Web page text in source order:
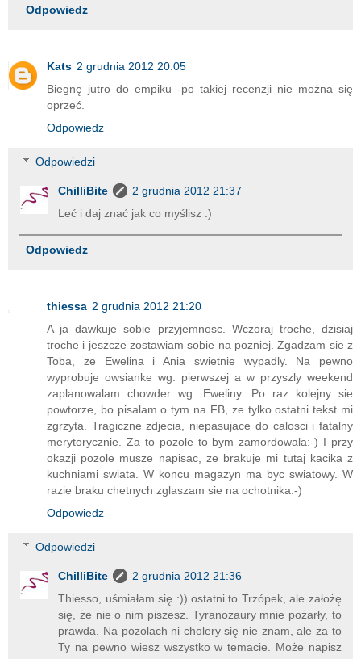
Odpowiedz
Kats 2 grudnia 2012 20:05
Biegnę jutro do empiku -po takiej recenzji nie można się
oprzeć.
Odpowiedz
Odpowiedzi
ChilliBite
2 grudnia 2012 21:37
Leć i daj znać jak co myślisz :)
Odpowiedz
thiessa 2 grudnia 2012 21:20
A ja dawkuje sobie przyjemnosc. Wczoraj troche, dzisiaj
troche i jeszcze zostawiam sobie na pozniej. Zgadzam sie z
Toba, ze Ewelina i Ania swietnie wypadly. Na pewno
wyprobuje owsianke wg. pierwszej a w przyszly weekend
zaplanowalam chowder wg. Eweliny. Po raz kolejny sie
powtorze, bo pisalam o tym na FB, ze tylko ostatni tekst mi
zgrzyta. Tragiczne zdjecia, niepasujace do calosci i fatalny
merytorycznie. Za to pozole to bym zamordowala:-) I przy
okazji pozole musze napisac, ze brakuje mi tutaj kacika z
kuchniami swiata. W koncu magazyn ma byc swiatowy. W
razie braku chetnych zglaszam sie na ochotnika:-)
Odpowiedz
Odpowiedzi
ChilliBite
2 grudnia 2012 21:36
Thiesso, uśmiałam się :)) ostatni to Trzópek, ale założę
się, że nie o nim piszesz. Tyranozaury mnie pożarły, to
prawda. Na pozolach ni cholery się nie znam, ale za to
Ty na pewno wiesz wszystko w temacie. Może napisz